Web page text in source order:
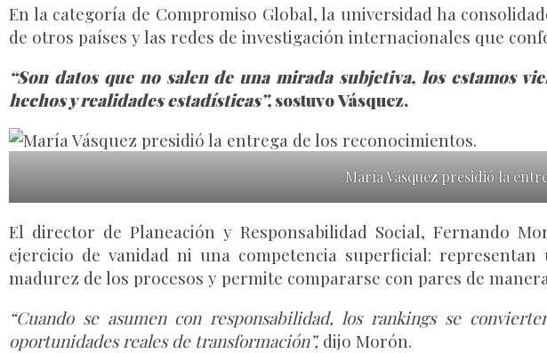
En la categoría de Compromiso Global, la universidad ha
de otros países y las redes de investigación internacionales que
“Son datos que no salen de una mirada subjetiva, los estamos
hechos y realidades estadísticas”,sostuvo Vásquez.
María Vásquez presidió la
El director de Planeación y Responsabilidad Social, Fernando
ejercicio de vanidad ni una competencia superficial:
madurez de los procesos y permite compararse con pares de
“Cuando se asumen con responsabilidad, los rankings se
oportunidades reales de transformación”, dijo Morón.